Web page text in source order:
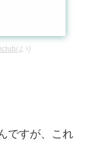
より
ですが、これ